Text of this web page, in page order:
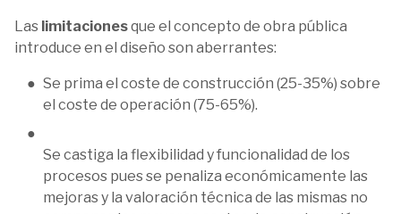
Las limitacionesque el concepto de obra pública
introduce en el diseño son aberrantes:
Se prima el coste de construcción (25-35%) sobre
el coste de operación (75-65%).
Se castiga la flexibilidad y funcionalidad de los
procesos pues se penaliza económicamente las
mejoras y la valoración técnica de las mismas no